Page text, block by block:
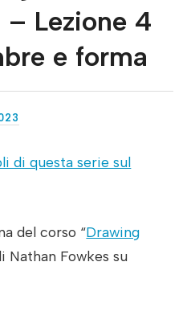
Lezione 4
e forma
di questa serie sul
del corso “Drawing
Nathan Fowkes su